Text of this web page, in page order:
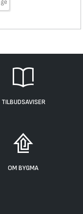
TILBUDSAVISER
OM BYGMA